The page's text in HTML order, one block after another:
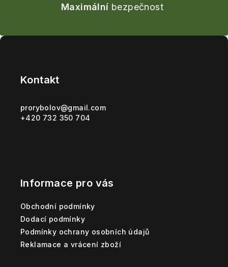
Maximální bezpečnost
Kontakt
prorybolov@gmail.com
+420 732 350 704
Informace pro vás
Obchodní podmínky
Dodací podmínky
Podmínky ochrany osobních údajů
Reklamace a vrácení zboží